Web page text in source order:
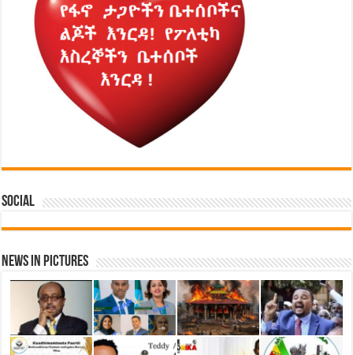
Social
News in Pictures